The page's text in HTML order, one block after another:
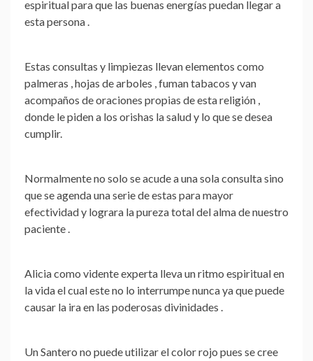
espiritual para que las buenas energías puedan llegar a
esta persona .
Estas consultas y limpiezas llevan elementos como
palmeras , hojas de arboles , fuman tabacos y van
acompaños de oraciones propias de esta religión ,
donde le piden a los orishas la salud y lo que se desea
cumplir.
Normalmente no solo se acude a una sola consulta sino
que se agenda una serie de estas para mayor
efectividad y lograra lapureza total del almade nuestro
paciente .
Alicia como vidente experta lleva un ritmo espiritual en
la vida el cual este no lo interrumpe nunca ya que puede
causar la ira en las poderosas divinidades .
Un Santero no puede utilizar el color rojo pues se cree